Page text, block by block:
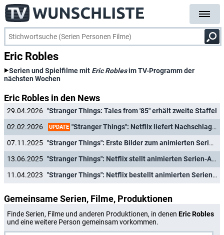
Eric Robles
Serien und Spielfilme mit Eric Roblesim TV-Programm der
nächsten Wochen
Eric Robles in den News
29.04.2026 "Stranger Things: Tales from '85" erhält zweite Staffel
02.02.2026
UPDATE "Stranger Things": Netflix liefert Nachschlag für jüngere Fans
07.11.2025
"Stranger Things": Erste Bilder zum animierten Serien-Ableger enthüllt
13.06.2025
"Stranger Things": Netflix stellt animierten Serien-Ableger vor
11.04.2023
"Stranger Things": Netflix bestellt animierten Serien-Ableger
Gemeinsame Serien, Filme, Produktionen
Finde Serien, Filme und anderen Produktionen, in denen Eric Robles
und eine weitere Person gemeinsam vorkommen.